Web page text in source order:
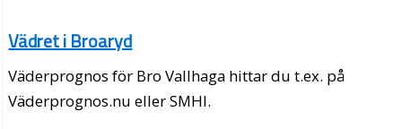
Vädret i Broaryd
Väderprognos för Bro Vallhaga hittar du t.ex. på
Väderprognos.nu eller SMHI.